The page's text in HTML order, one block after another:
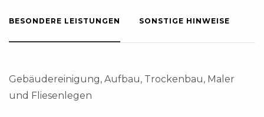
BESONDERE LEISTUNGEN SONSTIGE HINWEISE
Gebäudereinigung, Aufbau, Trockenbau, Maler
und Fliesenlegen